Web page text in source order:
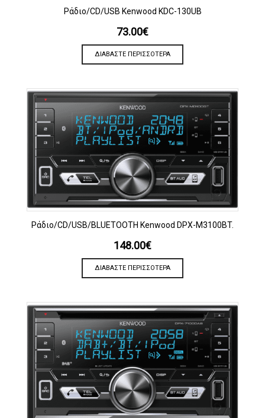
Ράδιο/CD/USB Kenwood KDC-130UB
73.00€
ΔΙΑΒΆΣΤΕ ΠΕΡΙΣΣΌΤΕΡΑ
Ράδιο/CD/USB/BLUETOOTH Kenwood DPX-M3100BT.
148.00€
ΔΙΑΒΆΣΤΕ ΠΕΡΙΣΣΌΤΕΡΑ